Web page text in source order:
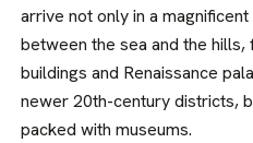
arrive not only in a
between the sea and the
buildings and Renaissance
newer 20th-century districts,
packed with museums.